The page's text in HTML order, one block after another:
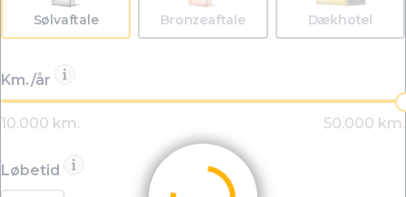
Sølvaftale Bronzeaftale Dækhotel
Km./år
Løbetid